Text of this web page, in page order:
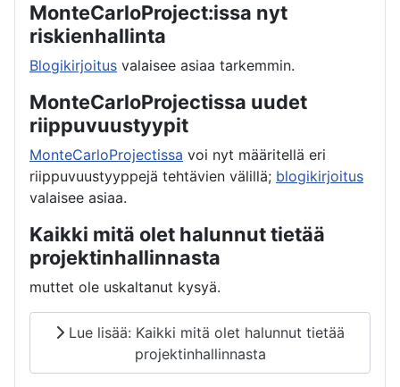
MonteCarloProject:issa nyt
riskienhallinta
Blogikirjoitus valaisee asiaa tarkemmin.
MonteCarloProjectissa uudet
riippuvuustyypit
MonteCarloProjectissa voi nyt määritellä eri
riippuvuustyyppejä tehtävien välillä; blogikirjoitus
valaisee asiaa.
Kaikki mitä olet halunnut tietää
projektinhallinnasta
muttet ole uskaltanut kysyä.
Lue lisää: Kaikki mitä olet halunnut tietää
projektinhallinnasta